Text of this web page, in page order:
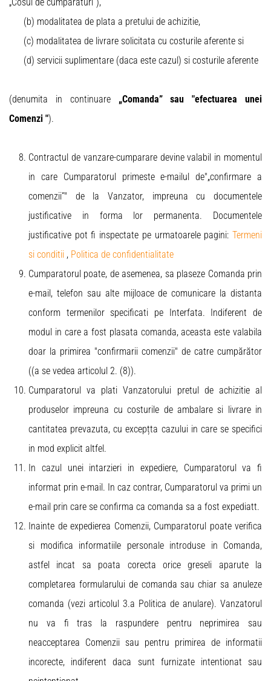
(b) modalitatea de plata a pretului de achizitie,
(c) modalitatea de livrare solicitata cu costurile aferente si
(d) servicii suplimentare (daca este cazul) si costurile aferente
(denumita in continuare „Comanda” sau "efectuarea unei
Comenzi ").
Contractul de vanzare-cumparare devine valabil in momentul
in care Cumparatorul primeste e-mailul de"„confirmare a
comenzii”" de la Vanzator, impreuna cu documentele
justificative in forma lor permanenta. Documentele
justificative pot fi inspectate pe urmatoarele pagini: Termeni
si conditii , Politica de confidentialitate
Cumparatorul poate, de asemenea, sa plaseze Comanda prin
e-mail, telefon sau alte mijloace de comunicare la distanta
conform termenilor specificati pe Interfata. Indiferent de
modul in care a fost plasata comanda, aceasta este valabila
doar la primirea "confirmarii comenzii" de catre cumpărător
((a se vedea articolul 2. (8)).
Cumparatorul va plati Vanzatorului pretul de achizitie al
produselor impreuna cu costurile de ambalare si livrare in
cantitatea prevazuta, cu excepțta cazului in care se specifici
in mod explicit altfel.
In cazul unei intarzieri in expediere, Cumparatorul va fi
informat prin e-mail. In caz contrar, Cumparatorul va primi un
e-mail prin care se confirma ca comanda sa a fost expediatt.
Inainte de expedierea Comenzii, Cumparatorul poate verifica
si modifica informatiile personale introduse in Comanda,
astfel incat sa poata corecta orice greseli aparute la
completarea formularului de comanda sau chiar sa anuleze
comanda (vezi articolul 3.a Politica de anulare). Vanzatorul
nu va fi tras la raspundere pentru neprimirea sau
neacceptarea Comenzii sau pentru primirea de informatii
incorecte, indiferent daca sunt furnizate intentionat sau